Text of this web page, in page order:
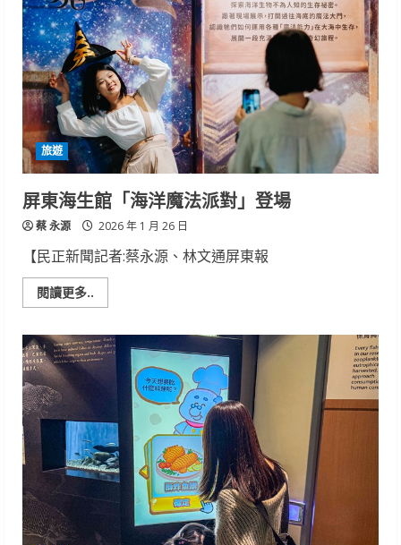
解
說
員
親
子
營」
2026
年
登
場
旅遊
屏東海生館「海洋魔法派對」登場
蔡 永源 2026 年 1 月 26 日
【民正新聞記者:蔡永源、林文通屏東報
閱讀更多..
more
東
海
生
館
魔
法
派
對」
登
場